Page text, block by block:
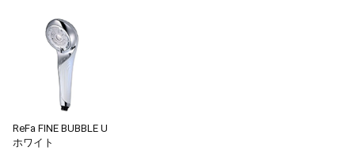
ReFa FINE BUBBLE U
ホワイト